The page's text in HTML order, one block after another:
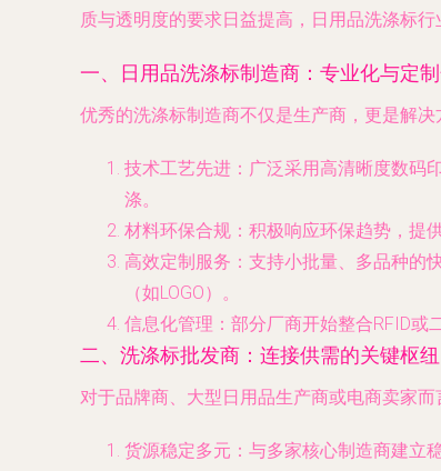
质与透明度的要求日益提高，日用品洗涤标
一、日用品洗涤标制造商：专业化与定
优秀的洗涤标制造商不仅是生产商，更是解
技术工艺先进 ：广泛采用高清晰度数码
涤。
材料环保合规 ：积极响应环保趋势，提
高效定制服务 ：支持小批量、多品种的
（如LOGO）。
信息化管理 ：部分厂商开始整合RFID
二、洗涤标批发商：连接供需的关键枢纽
对于品牌商、大型日用品生产商或电商卖家
货源稳定多元 ：与多家核心制造商建立